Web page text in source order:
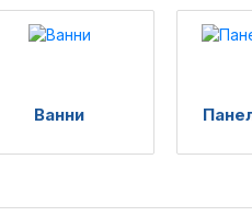
Ванни